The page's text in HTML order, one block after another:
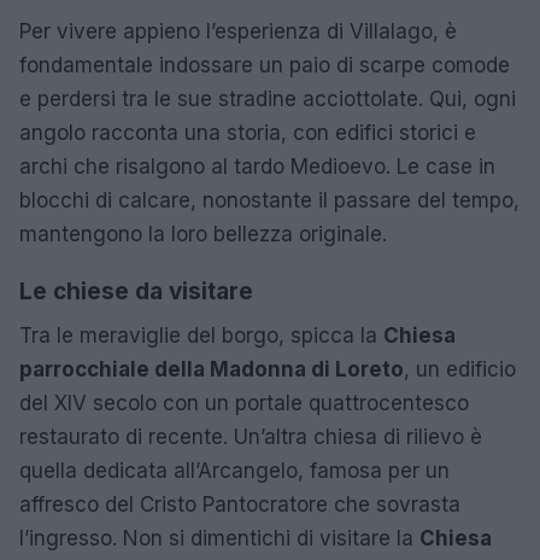
Per vivere appieno l’esperienza di Villalago, è
fondamentale indossare un paio di scarpe comode
e perdersi tra le sue stradine acciottolate. Qui, ogni
angolo racconta una storia, con edifici storici e
archi che risalgono al tardo Medioevo. Le case in
blocchi di calcare, nonostante il passare del tempo,
mantengono la loro bellezza originale.
Le chiese da visitare
Tra le meraviglie del borgo, spicca la Chiesa
parrocchiale della Madonna di Loreto, un edificio
del XIV secolo con un portale quattrocentesco
restaurato di recente. Un’altra chiesa di rilievo è
quella dedicata all’Arcangelo, famosa per un
affresco del Cristo Pantocratore che sovrasta
l’ingresso. Non si dimentichi di visitare la Chiesa